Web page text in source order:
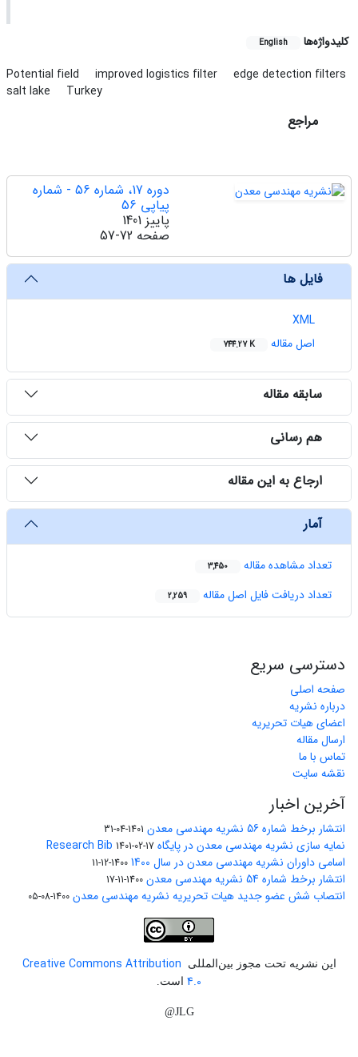
کلیدواژه‌ها English
Potential field improved logistics filter
edge detection filters
salt lake
Turkey
مراجع
دوره 17، شماره 56 - شماره
پیاپی 56
پاییز 1401
صفحه 57-72
فایل ها
XML
اصل مقاله
744.27 K
سابقه مقاله
هم رسانی
ارجاع به این مقاله
آمار
تعداد مشاهده مقاله 3,450
تعداد دریافت فایل اصل مقاله 2,259
دسترسی سریع
صفحه اصلی
درباره نشریه
اعضای هیات تحریریه
ارسال مقاله
تماس با ما
نقشه سایت
آخرین اخبار
انتشار برخط شماره 56 نشریه مهندسی معدن 1401-04-31
نمایه سازی نشریه مهندسی معدن در پایگاه Research Bib 1401-02-17
اسامی داوران نشریه مهندسی معدن در سال 1400 1400-12-11
انتشار برخط شماره 54 نشریه مهندسی معدن 1400-11-17
انتصاب شش عضو جدید هیات تحریریه نشریه مهندسی معدن 1400-08-05
این نشریه تحت مجوز بین‌المللی
Creative Commons Attribution
4.0 است.
JLG@